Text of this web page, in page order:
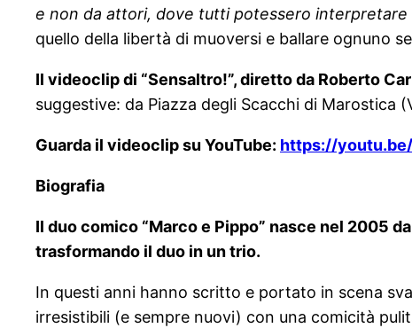
e non da attori, dove tutti potessero interpretare
quello della libertà di muoversi e ballare ognuno
Il videoclip di “Sensaltro!”, diretto da Roberto
suggestive: da Piazza degli Scacchi di Marostica
Guarda il videoclip su YouTube: https://
Biografia
Il duo comico “Marco e Pippo” nasce nel 2005
trasformando il duo in un trio.
In questi anni hanno scritto e portato in scena
irresistibili (e sempre nuovi) con una comicità